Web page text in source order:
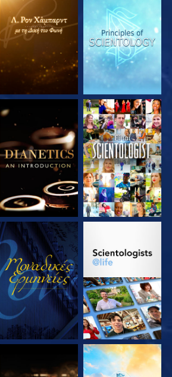
ΕΞΕΡΕΥΝΗΣΤΕ ΤΗ
ΣΕΙΡΑ
ΕΞΕΡΕΥΝΗΣΤΕ ΤΗ
ΣΕΙΡΑ
ΕΞΕΡΕΥΝΗΣΤΕ ΤΗ
ΣΕΙΡΑ
ΠΑΡΑΚΟΛΟΥΘΗΣΤΕ
ΠΑΡΑΚΟΛΟΥΘΗΣΤΕ
ΕΞΕΡΕΥΝΗΣΤΕ ΤΗ